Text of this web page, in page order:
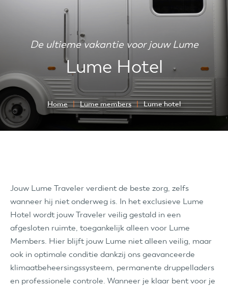
Home Lume members Lume hotel
De ultieme vakantie voor jouw Lume
Lume Hotel
Jouw Lume Traveler verdient de beste zorg, zelfs
wanneer hij niet onderweg is. In het exclusieve Lume
Hotel wordt jouw Traveler veilig gestald in een
afgesloten ruimte, toegankelijk alleen voor Lume
Members. Hier blijft jouw Lume niet alleen veilig, maar
ook in optimale conditie dankzij ons geavanceerde
klimaatbeheersingssysteem, permanente druppelladers
en professionele controle. Wanneer je klaar bent voor je